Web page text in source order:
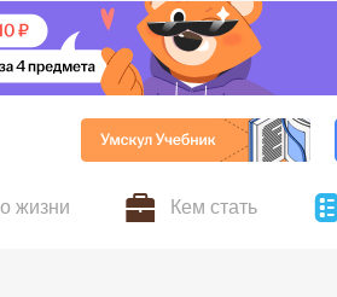
жизни Кем стать